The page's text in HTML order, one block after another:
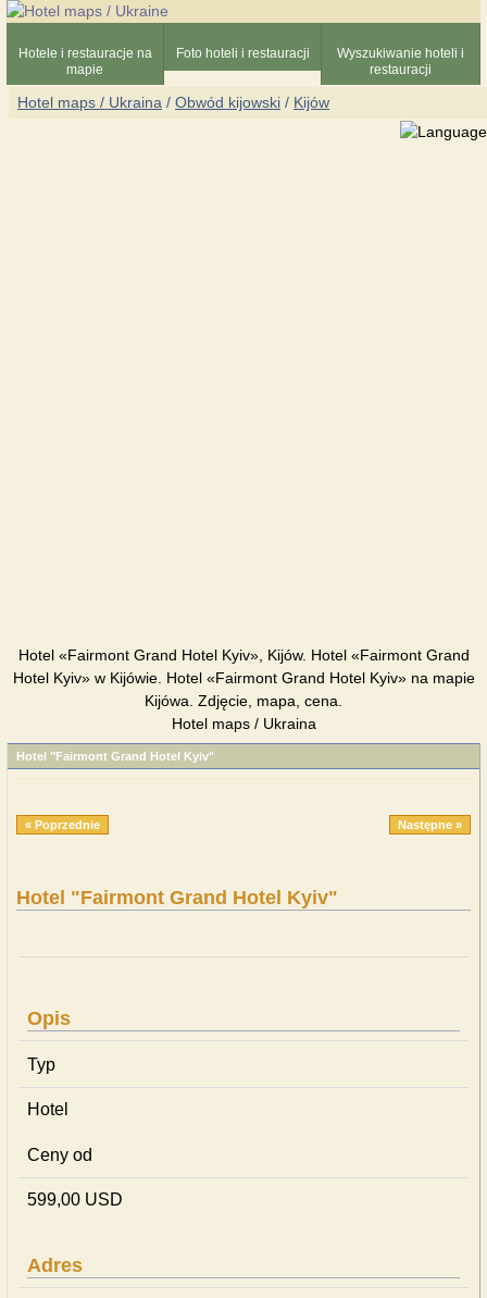
Hotele i restauracje na
mapie
Foto hoteli i restauracji
Wyszukiwanie hoteli i
restauracji
Hotel maps / Ukraina / Obwód kijowski / Kijów
Hotel «Fairmont Grand Hotel Kyiv», Kijów. Hotel «Fairmont Grand
Hotel Kyiv» w Kijówie. Hotel «Fairmont Grand Hotel Kyiv» na mapie
Kijówa. Zdjęcie, mapa, cena.
Hotel maps / Ukraina
Hotel "Fairmont Grand Hotel Kyiv"
« Poprzednie Następne »
Hotel "Fairmont Grand Hotel Kyiv"
Opis
Typ
Hotel
Ceny od
599,00 USD
Adres